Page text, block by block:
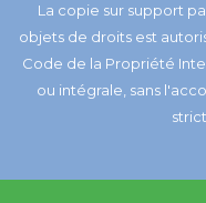
La copie sur support
objets de droits est
Code de la Propriété
ou intégrale, sans